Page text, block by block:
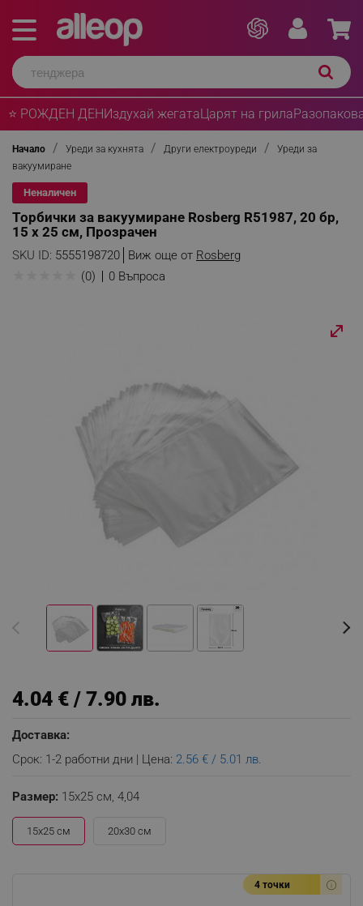
⭐ РОЖДЕН ДЕНИздухай жегатаЦарят на грила
Начало Уреди за кухнята Други електроуреди
Уреди за
вакуумиране
Неналичен
Торбички за вакуумиране Rosberg R51987, 20 бр,
15 х 25 см, Прозрачен
SKU ID: 5555198720 Виж още от Rosberg
(0) 0 Въпроса
4.04 € / 7.90 лв.
Доставка:
Срок: 1-2 работни дни | Цена: 2.56 € / 5.01 лв.
Размер: 15x25 см, 4,04
15x25 см 20x30 см
4 точки